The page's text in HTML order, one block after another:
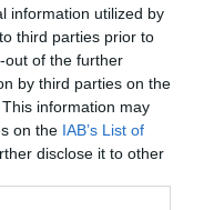
information utilized by
third parties prior to
out of the further
by third parties on the
information may
on the IAB’s List of
disclose it to other
no perseguía a
sí: era la ciudad